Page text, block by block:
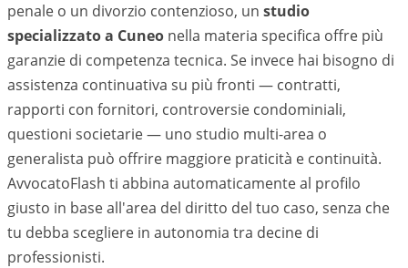
penale o un divorzio contenzioso, un studio
specializzato a Cuneo nella materia specifica offre più
garanzie di competenza tecnica. Se invece hai bisogno di
assistenza continuativa su più fronti — contratti,
rapporti con fornitori, controversie condominiali,
questioni societarie — uno studio multi-area o
generalista può offrire maggiore praticità e continuità.
AvvocatoFlash ti abbina automaticamente al profilo
giusto in base all'area del diritto del tuo caso, senza che
tu debba scegliere in autonomia tra decine di
professionisti.